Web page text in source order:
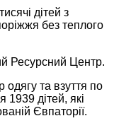
дітей з
без теплого
Ресурсний Центр.
та взуття по
1939 дітей, які
Євпаторії.